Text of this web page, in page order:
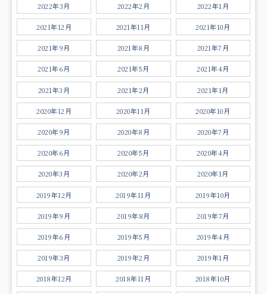
2022年3月 2022年2月 2022年1月
2021年12月 2021年11月 2021年10月
2021年9月 2021年8月 2021年7月
2021年6月 2021年5月 2021年4月
2021年3月 2021年2月 2021年1月
2020年12月 2020年11月 2020年10月
2020年9月 2020年8月 2020年7月
2020年6月 2020年5月 2020年4月
2020年3月 2020年2月 2020年1月
2019年12月 2019年11月 2019年10月
2019年9月 2019年8月 2019年7月
2019年6月 2019年5月 2019年4月
2019年3月 2019年2月 2019年1月
2018年12月 2018年11月 2018年10月